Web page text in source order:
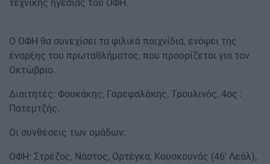
τεχνικής ηγεσίας του ΟΦΗ.
Ο ΟΦΗ θα συνεχίσει τα φιλικά παιχνίδια, ενόψει της
έναρξης του πρωταθλήματος, που προορίζεται για τον
Οκτώβριο.
Διαιτητές: Φουκάκης, Γαρεφαλάκης, Τρουλινός, 4oς :
Πατεμτζής.
Οι συνθέσεις των ομάδων:
OΦΗ: Στρέζος, Νάστος, Ορτέγκα, Κουσκουνάς (46' Λεάλ),